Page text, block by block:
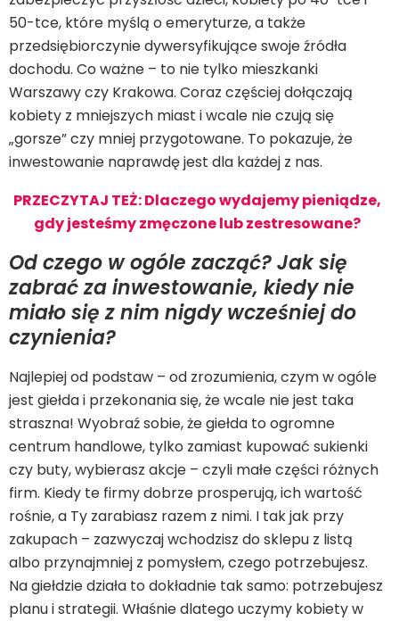
50-tce, które myślą o emeryturze, a także
przedsiębiorczynie dywersyfikujące swoje źródła
dochodu. Co ważne – to nie tylko mieszkanki
Warszawy czy Krakowa. Coraz częściej dołączają
kobiety z mniejszych miast i wcale nie czują się
„gorsze” czy mniej przygotowane. To pokazuje, że
inwestowanie naprawdę jest dla każdej z nas.
PRZECZYTAJ TEŻ: Dlaczego wydajemy pieniądze,
gdy jesteśmy zmęczone lub zestresowane?
Od czego w ogóle zacząć? Jak się
zabrać za inwestowanie, kiedy nie
miało się z nim nigdy wcześniej do
czynienia?
Najlepiej od podstaw – od zrozumienia, czym w ogóle
jest giełda i przekonania się, że wcale nie jest taka
straszna! Wyobraź sobie, że giełda to ogromne
centrum handlowe, tylko zamiast kupować sukienki
czy buty, wybierasz akcje – czyli małe części różnych
firm. Kiedy te firmy dobrze prosperują, ich wartość
rośnie, a Ty zarabiasz razem z nimi. I tak jak przy
zakupach – zazwyczaj wchodzisz do sklepu z listą
albo przynajmniej z pomysłem, czego potrzebujesz.
Na giełdzie działa to dokładnie tak samo: potrzebujesz
planu i strategii. Właśnie dlatego uczymy kobiety w